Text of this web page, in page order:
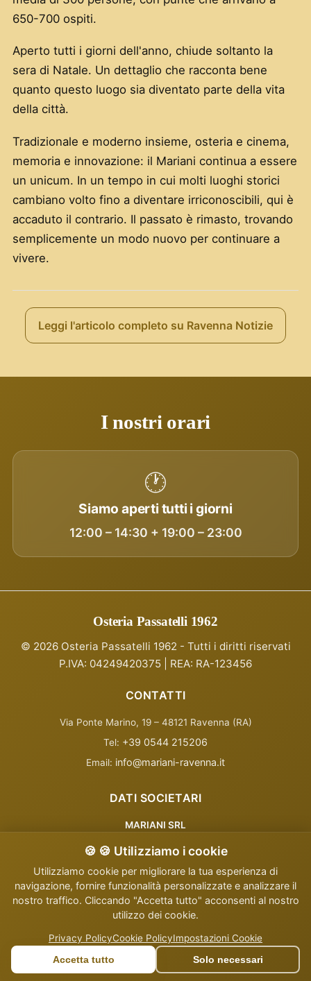
🍪 🍪 Utilizziamo i cookie
Utilizziamo cookie per migliorare la tua esperienza di
navigazione, fornire funzionalità personalizzate e analizzare il
nostro traffico. Cliccando "Accetta tutto" acconsenti al nostro
utilizzo dei cookie.
Privacy PolicyCookie PolicyImpostazioni Cookie
Accetta tutto
Solo necessari
PRENOTA
650-700 ospiti.
Aperto tutti i giorni dell'anno, chiude soltanto la
sera di Natale. Un dettaglio che racconta bene
quanto questo luogo sia diventato parte della vita
della città.
Tradizionale e moderno insieme, osteria e cinema,
memoria e innovazione: il Mariani continua a essere
un unicum. In un tempo in cui molti luoghi storici
cambiano volto fino a diventare irriconoscibili, qui è
accaduto il contrario. Il passato è rimasto, trovando
semplicemente un modo nuovo per continuare a
vivere.
Leggi l'articolo completo su Ravenna Notizie
I nostri orari
🕐
Siamo aperti tutti i giorni
12:00 – 14:30 + 19:00 – 23:00
Osteria Passatelli 1962
© 2026Osteria Passatelli 1962 - Tutti i diritti riservati
P.IVA: 04249420375 | REA: RA-123456
CONTATTI
Via Ponte Marino, 19 – 48121 Ravenna (RA)
Tel: +39 0544 215206
Email: info@mariani-ravenna.it
DATI SOCIETARI
MARIANI SRL
Sede legale: Via della Lirica, 43 - Ravenna
P.IVA: 04249420375
C.F.: 01143050339
REA: RA-123456
Privacy PolicyCookie Policy Termini e CondizioniDisclaimer